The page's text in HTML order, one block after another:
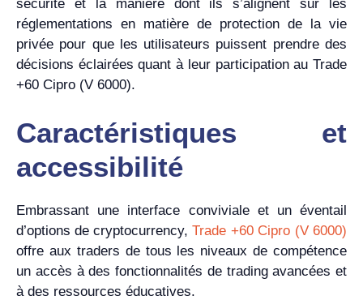
sécurité et la manière dont ils s’alignent sur les
réglementations en matière de protection de la vie
privée pour que les utilisateurs puissent prendre des
décisions éclairées quant à leur participation au Trade
+60 Cipro (V 6000).
Caractéristiques et
accessibilité
Embrassant une interface conviviale et un éventail
d’options de cryptocurrency, Trade +60 Cipro (V 6000)
offre aux traders de tous les niveaux de compétence
un accès à des fonctionnalités de trading avancées et
à des ressources éducatives.